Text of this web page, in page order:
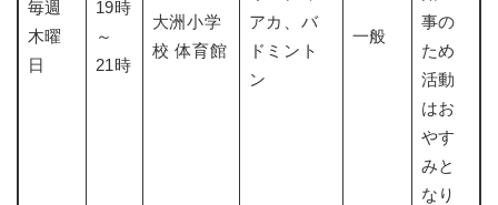
毎週
木曜
日
19時
～
21時
大洲小学
校 体育館
アカ、バ
ドミント
ン
一般
事の
ため
活動
はお
やす
みと
なり